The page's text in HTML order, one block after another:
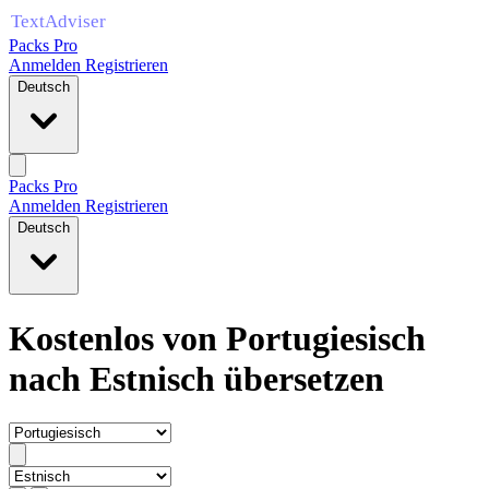
Packs Pro
Anmelden Registrieren
Deutsch
Packs Pro
Anmelden Registrieren
Deutsch
Kostenlos von Portugiesisch
nach Estnisch übersetzen